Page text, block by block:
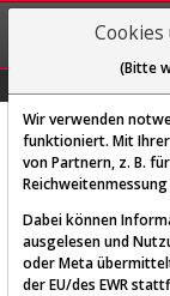
(Bitte
Wir verwenden
funktioniert. Mit
von Partnern, z. B.
Dabei können
ausgelesen und
oder Meta
der EU/des EWR